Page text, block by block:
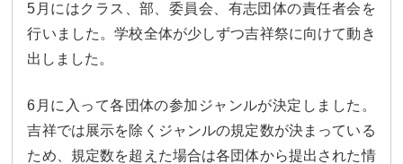
入試関連情報
学校説明会等イベント情報
入試問題 入試Q&A
5月にはクラス、部、委員会、有志団体の責任者会を
行いました。学校全体が少しずつ吉祥祭に向けて動き
出しました。
6月に入って各団体の参加ジャンルが決定しました。
吉祥では展示を除くジャンルの規定数が決まっている
ため、規定数を超えた場合は各団体から提出された情